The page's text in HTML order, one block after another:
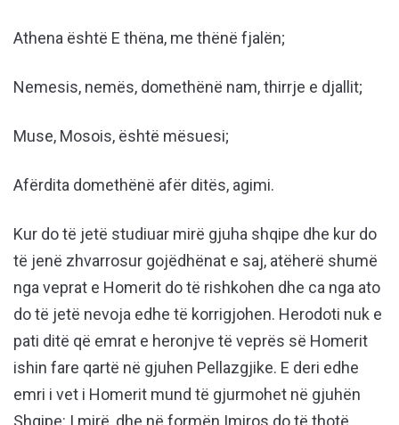
Athena është E thëna, me thënë fjalën;
Nemesis, nemës, domethënë nam, thirrje e djallit;
Muse, Mosois, është mësuesi;
Afërdita domethënë afër ditës, agimi.
Kur do të jetë studiuar mirë gjuha shqipe dhe kur do
të jenë zhvarrosur gojëdhënat e saj, atëherë shumë
nga veprat e Homerit do të rishkohen dhe ca nga ato
do të jetë nevoja edhe të korrigjohen. Herodoti nuk e
pati ditë që emrat e heronjve të veprës së Homerit
ishin fare qartë në gjuhen Pellazgjike. E deri edhe
emri i vet i Homerit mund të gjurmohet në gjuhën
Shqipe: I mirë, dhe në formën Imiros do të thotë